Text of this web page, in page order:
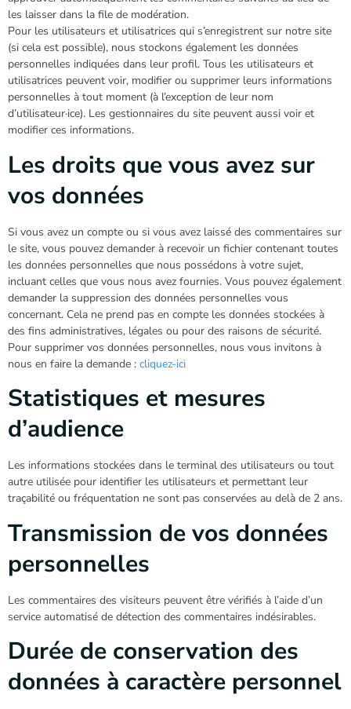
les laisser dans la file de modération.
Pour les utilisateurs et utilisatrices qui s’enregistrent sur notre site
(si cela est possible), nous stockons également les données
personnelles indiquées dans leur profil. Tous les utilisateurs et
utilisatrices peuvent voir, modifier ou supprimer leurs informations
personnelles à tout moment (à l’exception de leur nom
d’utilisateur·ice). Les gestionnaires du site peuvent aussi voir et
modifier ces informations.
Les droits que vous avez sur
vos données
Si vous avez un compte ou si vous avez laissé des commentaires sur
le site, vous pouvez demander à recevoir un fichier contenant toutes
les données personnelles que nous possédons à votre sujet,
incluant celles que vous nous avez fournies. Vous pouvez également
demander la suppression des données personnelles vous
concernant. Cela ne prend pas en compte les données stockées à
des fins administratives, légales ou pour des raisons de sécurité.
Pour supprimer vos données personnelles, nous vous invitons à
nous en faire la demande : cliquez-ici
Statistiques et mesures
d’audience
Les informations stockées dans le terminal des utilisateurs ou tout
autre utilisée pour identifier les utilisateurs et permettant leur
traçabilité ou fréquentation ne sont pas conservées au delà de 2 ans.
Transmission de vos données
personnelles
Les commentaires des visiteurs peuvent être vérifiés à l’aide d’un
service automatisé de détection des commentaires indésirables.
Durée de conservation des
données à caractère personnel